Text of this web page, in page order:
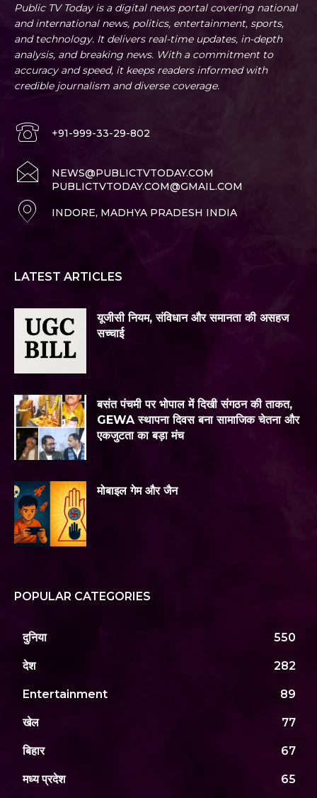
Public TV Today is a digital news portal covering national
and international news, politics, entertainment, sports,
and technology. It delivers real-time updates, in-depth
analysis, and breaking news. With a commitment to
accuracy and speed, it keeps readers informed with
credible journalism and diverse coverage.
+91-999-33-29-802
NEWS@PUBLICTVTODAY.COM
PUBLICTVTODAY.COM@GMAIL.COM
INDORE, MADHYA PRADESH INDIA
LATEST ARTICLES
यूजीसी नियम, संविधान और समानता की असहज
सच्चाई
बसंत पंचमी पर भोपाल में दिखी संगठन की ताकत,
GEWA स्थापना दिवस बना सामाजिक चेतना और
एकजुटता का बड़ा मंच
मोबाइल गेम और जैन
POPULAR CATEGORIES
दुनिया 550
देश 282
Entertainment 89
खेल 77
बिहार 67
मध्य प्रदेश 65